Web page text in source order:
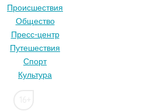
Происшествия
Общество
Пресс-центр
Путешествия
Спорт
Культура